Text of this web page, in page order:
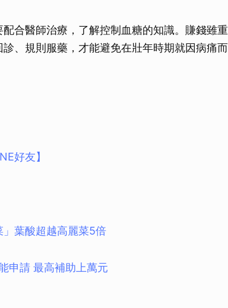
合醫師治療，了解控制血糖的知識。賺錢雖重
、規則服藥，才能避免在壯年時期就因病痛而
好友】
」葉酸超越高麗菜5倍
申請 最高補助上萬元